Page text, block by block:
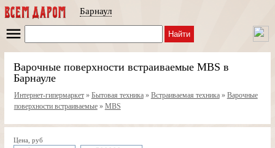
Барнаул
Найти
Варочные поверхности встраиваемые MBS в
Барнауле
Интернет-гипермаркет» Бытовая техника» Встраиваемая техника» Варочные
поверхности встраиваемые» MBS
Цена, руб